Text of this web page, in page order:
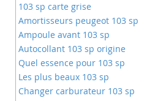
103 sp carte grise
Amortisseurs peugeot 103 sp
Ampoule avant 103 sp
Autocollant 103 sp origine
Quel essence pour 103 sp
Les plus beaux 103 sp
Changer carburateur 103 sp